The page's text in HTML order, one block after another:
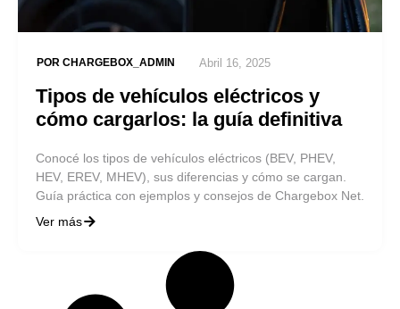
POR CHARGEBOX_ADMIN Abril 16, 2025
Tipos de vehículos eléctricos y
cómo cargarlos: la guía definitiva
Conocé los tipos de vehículos eléctricos (BEV, PHEV,
HEV, EREV, MHEV), sus diferencias y cómo se cargan.
Guía práctica con ejemplos y consejos de Chargebox Net.
Ver más